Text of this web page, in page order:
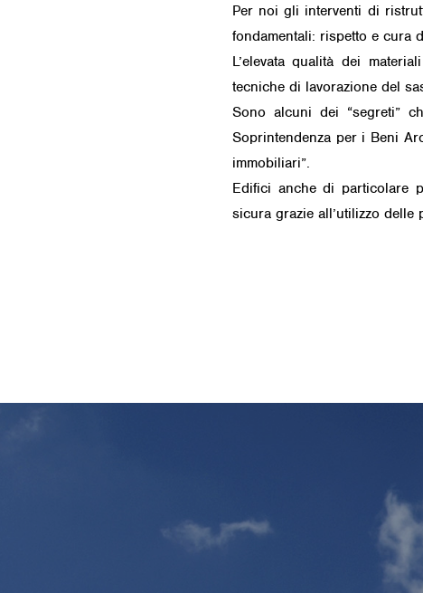
Per noi gli interventi di
fondamentali: rispetto e cura
L’elevata qualità dei
tecniche di lavorazione del
Sono alcuni dei “segreti”
Soprintendenza per i Beni
immobiliari”.
Edifici anche di particolare
sicura grazie all’utilizzo